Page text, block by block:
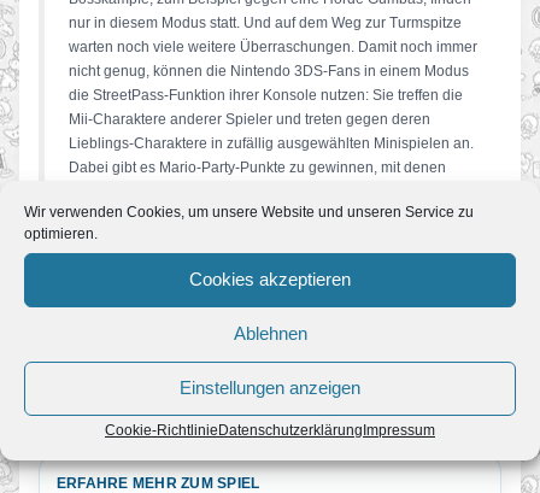
Wir verwenden Cookies, um unsere Website und unseren Service zu
optimieren.
Cookies akzeptieren
Ablehnen
Einstellungen anzeigen
Cookie-RichtlinieDatenschutzerklärungImpressum
nur in diesem Modus statt. Und auf dem Weg zur Turmspitze
warten noch viele weitere Überraschungen. Damit noch immer
nicht genug, können die Nintendo 3DS-Fans in einem Modus
die StreetPass-Funktion ihrer Konsole nutzen: Sie treffen die
Mii-Charaktere anderer Spieler und treten gegen deren
Lieblings-Charaktere in zufällig ausgewählten Minispielen an.
Dabei gibt es Mario-Party-Punkte zu gewinnen, mit denen
Mario Party: Island Tour
erhältlich sein. Und was hat es nun mit den Wolken auf sich?
Ganz einfach: Die Party-Insel mit ihren fantastischen
Spielwelten schwebt hoch am Himmel, und die Spieler steigen
Mario Party
garantiert einen neuen Spielspaß-
ERFAHRE MEHR ZUM SPIEL